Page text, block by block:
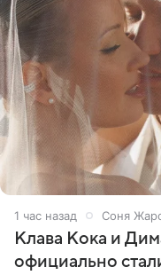
1 час назад Соня
Клава Кока и
официально